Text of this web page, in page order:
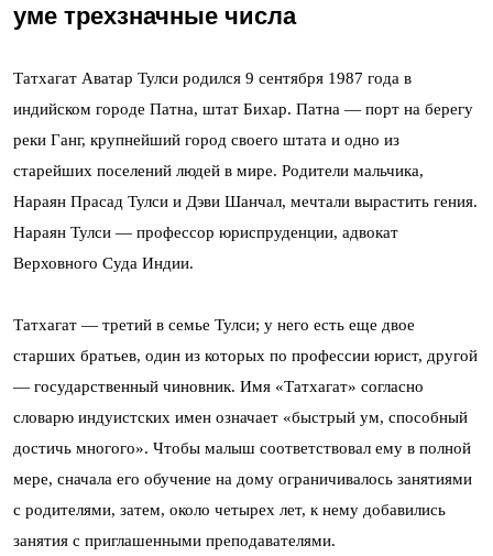
уме трехзначные числа
Татхагат Аватар Тулси родился 9 сентября 1987 года в
индийском городе Патна, штат Бихар. Патна — порт на берегу
реки Ганг, крупнейший город своего штата и одно из
старейших поселений людей в мире. Родители мальчика,
Нараян Прасад Тулси и Дэви Шанчал, мечтали вырастить гения.
Нараян Тулси — профессор юриспруденции, адвокат
Верховного Суда Индии.
Татхагат — третий в семье Тулси; у него есть еще двое
старших братьев, один из которых по профессии юрист, другой
— государственный чиновник. Имя «Татхагат» согласно
словарю индуистских имен означает «быстрый ум, способный
достичь многого». Чтобы малыш соответствовал ему в полной
мере, сначала его обучение на дому ограничивалось занятиями
с родителями, затем, около четырех лет, к нему добавились
занятия с приглашенными преподавателями.